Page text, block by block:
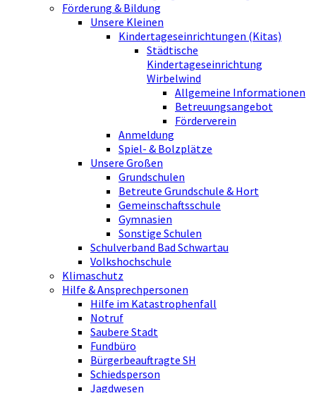
Förderung & Bildung
Unsere Kleinen
Kindertageseinrichtungen (Kitas)
Städtische
Kindertageseinrichtung
Wirbelwind
Allgemeine Informationen
Betreuungsangebot
Förderverein
Anmeldung
Spiel- & Bolzplätze
Unsere Großen
Grundschulen
Betreute Grundschule & Hort
Gemeinschaftsschule
Gymnasien
Sonstige Schulen
Schulverband Bad Schwartau
Volkshochschule
Klimaschutz
Hilfe & Ansprechpersonen
Hilfe im Katastrophenfall
Notruf
Saubere Stadt
Fundbüro
Bürgerbeauftragte SH
Schiedsperson
Jagdwesen